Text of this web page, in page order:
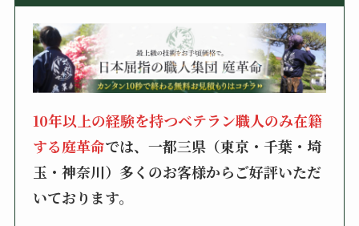
10年以上の経験を持つベテラン職人のみ在籍
する庭革命では、一都三県（東京・千葉・埼
玉・神奈川）多くのお客様からご好評いただ
いております。